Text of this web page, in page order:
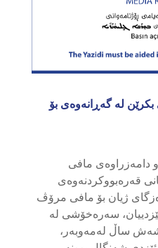
بکرێن لە گەڕانەوەی بۆ
دامەزراوەی مافی
قەرەبووکردنەوەی
ژیان بۆ مافی مرۆڤ
سەرەخۆشی لە
ساڵ لەمەوبەر،